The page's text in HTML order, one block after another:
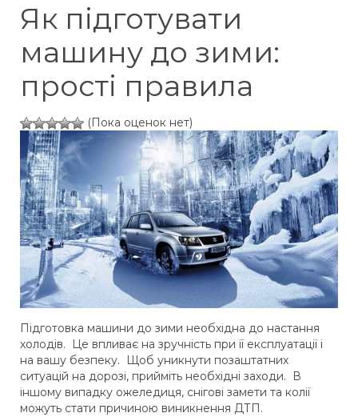
Як підготувати
машину до зими:
прості правила
(Пока оценок нет)
Підготовка машини до зими необхідна до настання
холодів. Це впливає на зручність при її експлуатації і
на вашу безпеку. Щоб уникнути позаштатних
ситуацій на дорозі, прийміть необхідні заходи. В
іншому випадку ожеледиця, снігові замети та колії
можуть стати причиною виникнення ДТП.